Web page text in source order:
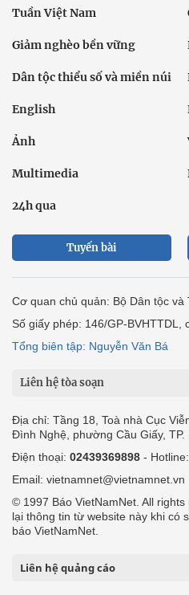
Tuần Việt Nam
Giảm nghèo bền vững
Dân tộc thiểu số và miền núi
English
Ảnh
Multimedia
24h qua
Tuyến bài
Cơ quan chủ quản: Bộ Dân tộc và
Số giấy phép: 146/GP-BVHTTDL,
Tổng biên tập: Nguyễn Văn Bá
Liên hệ tòa soạn
Địa chỉ: Tầng 18, Toà nhà Cục
Đình Nghệ, phường Cầu Giấy, TP.
Điện thoại: 02439369898 - Hotline:
Email: vietnamnet@vietnamnet.vn
© 1997 Báo VietNamNet. All
lại thông tin từ website này khi có
báo VietNamNet.
Liên hệ quảng cáo